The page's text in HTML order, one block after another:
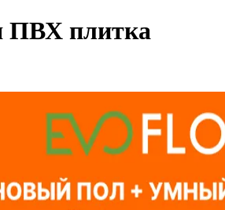
ПВХ плитка